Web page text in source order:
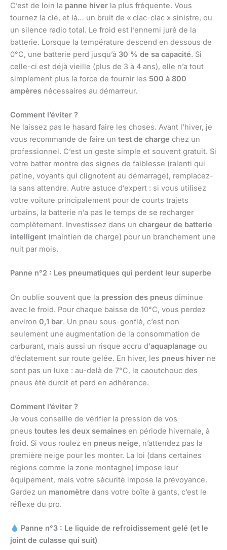
C’est de loin la panne hiver la plus fréquente. Vous
tournez la clé, et là… un bruit de « clac-clac » sinistre, ou
un silence radio total. Le froid est l’ennemi juré de la
batterie. Lorsque la température descend en dessous de
0°C, une batterie perd jusqu’à 30 % de sa capacité. Si
celle-ci est déjà vieille (plus de 3 à 4 ans), elle n’a tout
simplement plus la force de fournir les 500 à 800
ampères nécessaires au démarreur.
Comment l’éviter ?
Ne laissez pas le hasard faire les choses. Avant l’hiver, je
vous recommande de faire un test de charge chez un
professionnel. C’est un geste simple et souvent gratuit. Si
votre batter montre des signes de faiblesse (ralenti qui
patine, voyants qui clignotent au démarrage), remplacez-
la sans attendre. Autre astuce d’expert : si vous utilisez
votre voiture principalement pour de courts trajets
urbains, la batterie n’a pas le temps de se recharger
complètement. Investissez dans un chargeur de batterie
intelligent (maintien de charge) pour un branchement une
nuit par mois.
Panne n°2 : Les pneumatiques qui perdent leur superbe
On oublie souvent que la pression des pneus diminue
avec le froid. Pour chaque baisse de 10°C, vous perdez
environ 0,1 bar. Un pneu sous-gonflé, c’est non
seulement une augmentation de la consommation de
carburant, mais aussi un risque accru d’aquaplanage ou
d’éclatement sur route gelée. En hiver, les pneus hiver ne
sont pas un luxe : au-delà de 7°C, le caoutchouc des
pneus été durcit et perd en adhérence.
Comment l’éviter ?
Je vous conseille de vérifier la pression de vos
pneus toutes les deux semaines en période hivernale, à
froid. Si vous roulez en pneus neige, n’attendez pas la
première neige pour les monter. La loi (dans certaines
régions comme la zone montagne) impose leur
équipement, mais votre sécurité impose la prévoyance.
Gardez un manomètre dans votre boîte à gants, c’est le
réflexe du pro.
Panne n°3 : Le liquide de refroidissement gelé (et le
joint de culasse qui suit)